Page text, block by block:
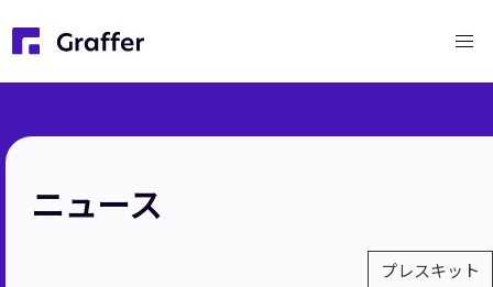
ニュース
プレスキット